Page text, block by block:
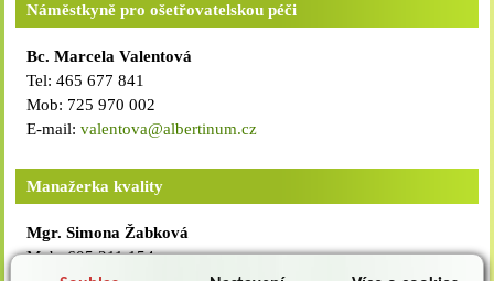
Náměstkyně pro ošetřovatelskou péči
Bc. Marcela Valentová
Tel: 465 677 841
Mob: 725 970 002
E-mail:valentova@albertinum.cz
Manažerka kvality
Mgr. Simona Žabková
Mob: 605 211 154